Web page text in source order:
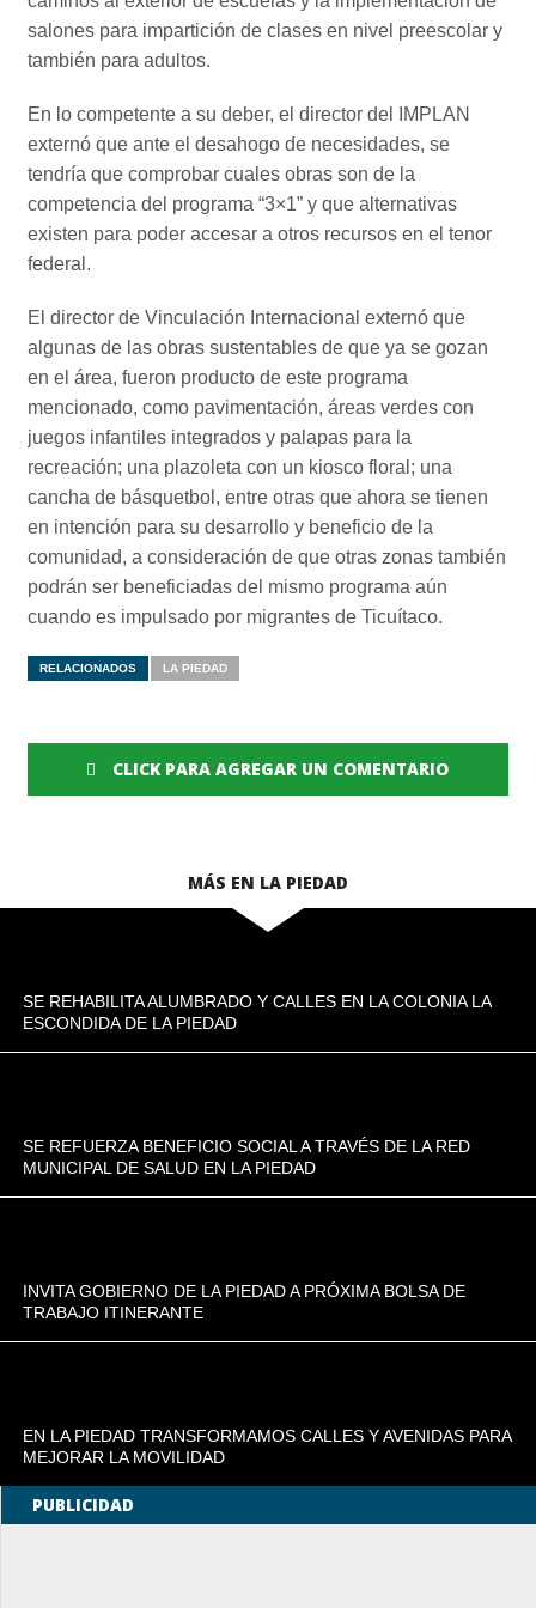
salones para impartición de clases en nivel preescolar y
también para adultos.
En lo competente a su deber, el director del IMPLAN
externó que ante el desahogo de necesidades, se
tendría que comprobar cuales obras son de la
competencia del programa “3×1” y que alternativas
existen para poder accesar a otros recursos en el tenor
federal.
El director de Vinculación Internacional externó que
algunas de las obras sustentables de que ya se gozan
en el área, fueron producto de este programa
mencionado, como pavimentación, áreas verdes con
juegos infantiles integrados y palapas para la
recreación; una plazoleta con un kiosco floral; una
cancha de básquetbol, entre otras que ahora se tienen
en intención para su desarrollo y beneficio de la
comunidad, a consideración de que otras zonas también
podrán ser beneficiadas del mismo programa aún
cuando es impulsado por migrantes de Ticuítaco.
RELACIONADOS LA PIEDAD
CLICK PARA AGREGAR UN COMENTARIO
MÁS EN LA PIEDAD
SE REHABILITA ALUMBRADO Y CALLES EN LA COLONIA LA
ESCONDIDA DE LA PIEDAD
SE REFUERZA BENEFICIO SOCIAL A TRAVÉS DE LA RED
MUNICIPAL DE SALUD EN LA PIEDAD
INVITA GOBIERNO DE LA PIEDAD A PRÓXIMA BOLSA DE
TRABAJO ITINERANTE
EN LA PIEDAD TRANSFORMAMOS CALLES Y AVENIDAS PARA
MEJORAR LA MOVILIDAD
PUBLICIDAD